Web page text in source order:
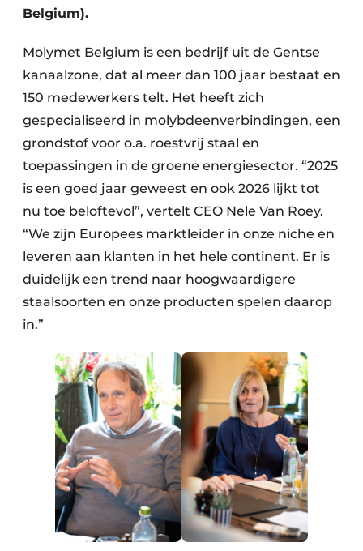
Belgium).
Molymet Belgium is een bedrijf uit de Gentse
kanaalzone, dat al meer dan 100 jaar bestaat en
150 medewerkers telt. Het heeft zich
gespecialiseerd in molybdeenverbindingen, een
grondstof voor o.a. roestvrij staal en
toepassingen in de groene energiesector. “2025
is een goed jaar geweest en ook 2026 lijkt tot
nu toe beloftevol”, vertelt CEO Nele Van Roey.
“We zijn Europees marktleider in onze niche en
leveren aan klanten in het hele continent. Er is
duidelijk een trend naar hoogwaardigere
staalsoorten en onze producten spelen daarop
in.”